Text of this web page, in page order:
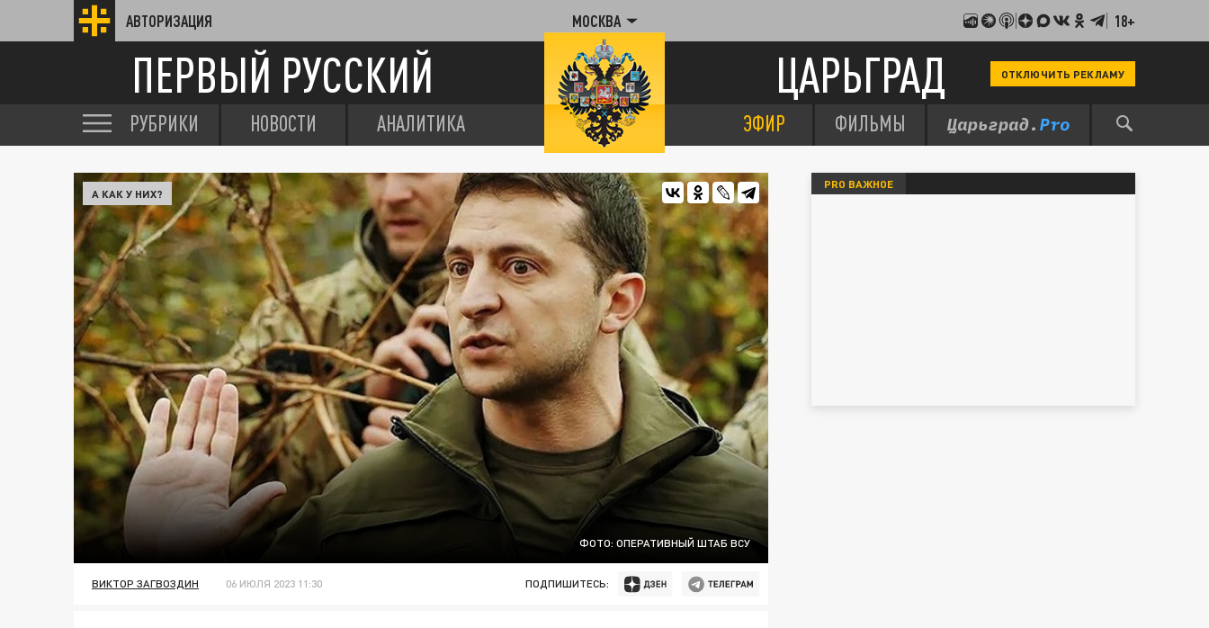
АВТОРИЗАЦИЯ МОСКВА 18+
ПЕРВЫЙ РУССКИЙ ЦАРЬГРАД ОТКЛЮЧИТЬ РЕКЛАМУ
РУБРИКИ НОВОСТИ АНАЛИТИКА ЭФИР ФИЛЬМЫ
ФОТО: ОПЕРАТИВНЫЙ ШТАБ ВСУ
А КАК У НИХ?
ВИКТОР ЗАГВОЗДИН 06 ИЮЛЯ 2023 11:30 ПОДПИШИТЕСЬ:
PRO ВАЖНОЕ